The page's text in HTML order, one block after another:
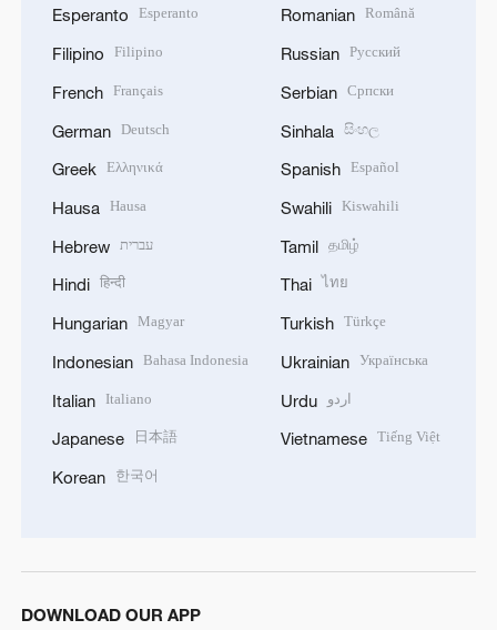
Esperanto Esperanto
Filipino Filipino
French Français
German Deutsch
Greek Ελληνικά
Hausa Hausa
Hebrew עברית
Hindi हिन्दी
Hungarian Magyar
Indonesian Bahasa Indonesia
Italian Italiano
Japanese 日本語
Korean 한국어
Romanian Română
Russian Русский
Serbian Српски
Sinhala සිංහල
Spanish Español
Swahili Kiswahili
Tamil தமிழ்
Thai ไทย
Turkish Türkçe
Ukrainian Українська
Urdu اردو
Vietnamese Tiếng Việt
DOWNLOAD OUR APP